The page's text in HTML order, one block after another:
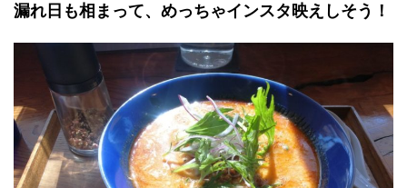
漏れ日も相まって、めっちゃインスタ映えしそう！